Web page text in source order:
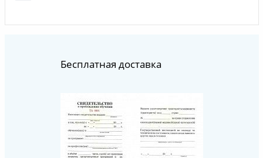
Бесплатная доставка